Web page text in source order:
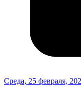
Среда, 25 февраля,